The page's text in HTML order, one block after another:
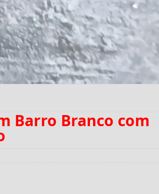
Barro Branco com